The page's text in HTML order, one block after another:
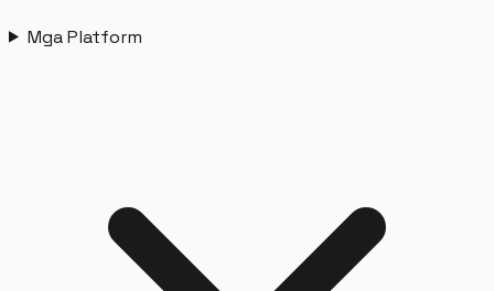
Mga Platform